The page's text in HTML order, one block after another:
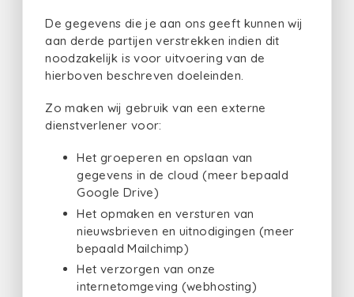
De gegevens die je aan ons geeft kunnen wij
aan derde partijen verstrekken indien dit
noodzakelijk is voor uitvoering van de
hierboven beschreven doeleinden.
Zo maken wij gebruik van een externe
dienstverlener voor:
Het groeperen en opslaan van
gegevens in de cloud (meer bepaald
Google Drive)
Het opmaken en versturen van
nieuwsbrieven en uitnodigingen (meer
bepaald Mailchimp)
Het verzorgen van onze
internetomgeving (webhosting)